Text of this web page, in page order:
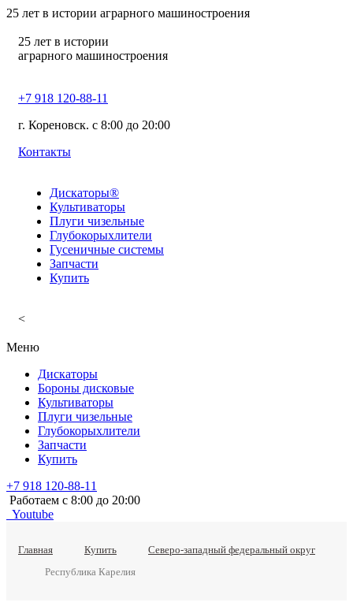
25 лет в истории аграрного машиностроения
25 лет в истории
аграрного машиностроения
+7 918 120-88-11
г. Кореновск. c 8:00 до 20:00
Контакты
Дискаторы®
Культиваторы
Плуги чизельные
Глубокорыхлители
Гусеничные системы
Запчасти
Купить
<
Меню
Дискаторы
Бороны дисковые
Культиваторы
Плуги чизельные
Глубокорыхлители
Запчасти
Купить
+7 918 120-88-11
Работаем c 8:00 до 20:00
Youtube
Главная Купить
Северо-западный федеральный округ
Республика Карелия